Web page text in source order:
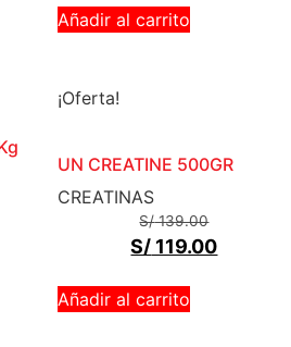
Añadir al carrito
¡Oferta!
UN CREATINE 500GR
CREATINAS
S/139.00
S/ 119.00
Añadir al carrito